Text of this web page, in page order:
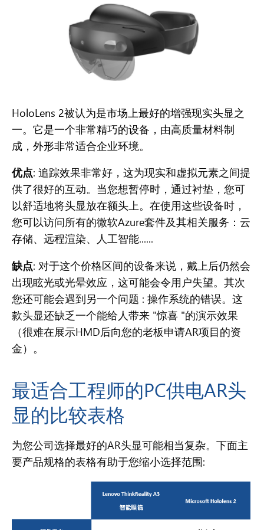
HoloLens 2被认为是市场上最好的增强现实头显之
一。它是一个非常精巧的设备，由高质量材料制
成，外形非常适合企业环境。
优点: 追踪效果非常好，这为现实和虚拟元素之间提
供了很好的互动。当您想暂停时，通过衬垫，您可
以舒适地将头显放在额头上。在使用这些设备时，
您可以访问所有的微软Azure套件及其相关服务：云
存储、远程渲染、人工智能......
缺点: 对于这个价格区间的设备来说，戴上后仍然会
出现眩光或光晕效应，这可能会令用户失望。其次
您还可能会遇到另一个问题 : 操作系统的错误。这
款头显还缺乏一个能给人带来 "惊喜 "的演示效果
（很难在展示HMD后向您的老板申请AR项目的资
金）。
最适合工程师的PC供电AR头
显的比较表格
为您公司选择最好的AR头显可能相当复杂。下面主
要产品规格的表格有助于您缩小选择范围: